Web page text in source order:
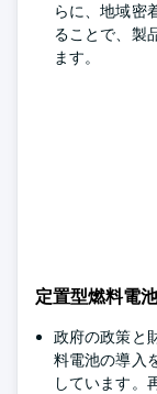
らに、地域密
ることで、製
ます。
定置型燃料電
政府の政策と
料電池の導入
しています。